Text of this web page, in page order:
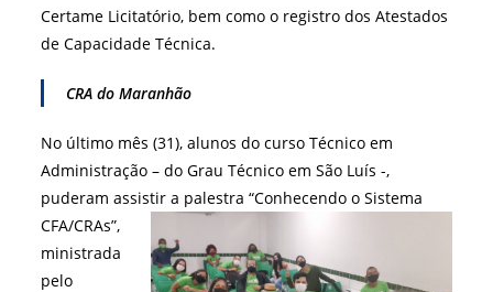
Certame Licitatório, bem como o registro dos Atestados
de Capacidade Técnica.
CRA do Maranhão
No último mês (31), alunos do curso Técnico em
Administração – do Grau Técnico em São Luís -,
puderam assistir a palestra “Conhecendo o Sistema
CFA/CRAs”,
ministrada
pelo